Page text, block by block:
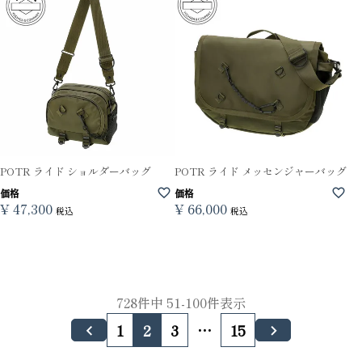
POTR ライド ショルダーバッグ
価格
¥47,300 税込
POTR ライド メッセンジャーバッグ
価格
¥ 66,000 税込
728件中 51-100件表示
1 2 3 … 15